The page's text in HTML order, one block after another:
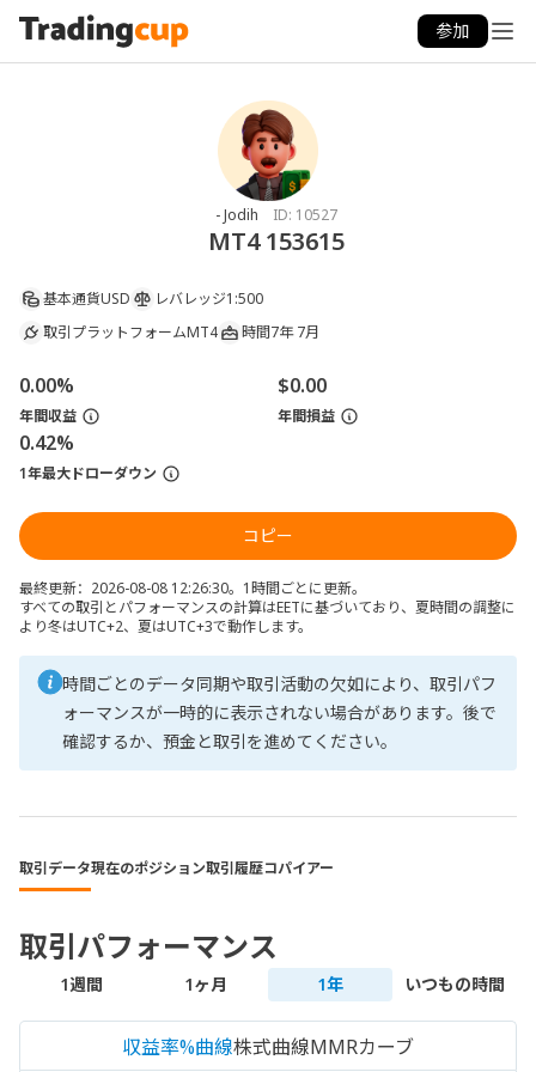
参加
- Jodih ID: 10527
MT4 153615
基本通貨USD レバレッジ1:500
取引プラットフォームMT4 時間7年 7月
0.00%
年間収益
$0.00
年間損益
0.42%
1年最大ドローダウン
コピー
最終更新：2026-08-08 12:26:30。1時間ごとに更新。
すべての取引とパフォーマンスの計算はEETに基づいており、夏時間の調整に
より冬はUTC+2、夏はUTC+3で動作します。
時間ごとのデータ同期や取引活動の欠如により、取引パフ
ォーマンスが一時的に表示されない場合があります。後で
確認するか、預金と取引を進めてください。
取引データ現在のポジション取引履歴コパイアー
取引パフォーマンス
1週間 1ヶ月 1年 いつもの時間
収益率%曲線株式曲線MMRカーブ